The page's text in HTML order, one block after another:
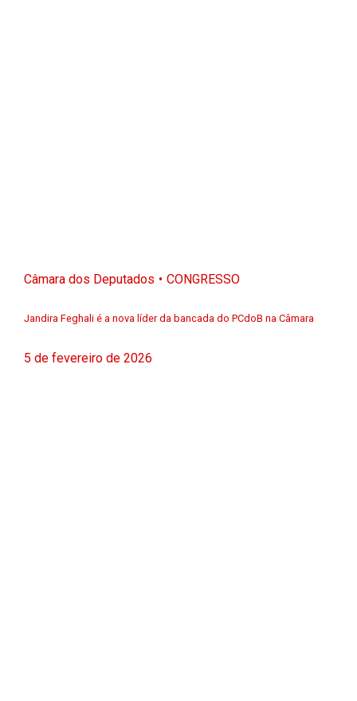
Câmara dos Deputados CONGRESSO
Jandira Feghali é a nova líder da bancada do PCdoB na Câmara
5 de fevereiro de 2026